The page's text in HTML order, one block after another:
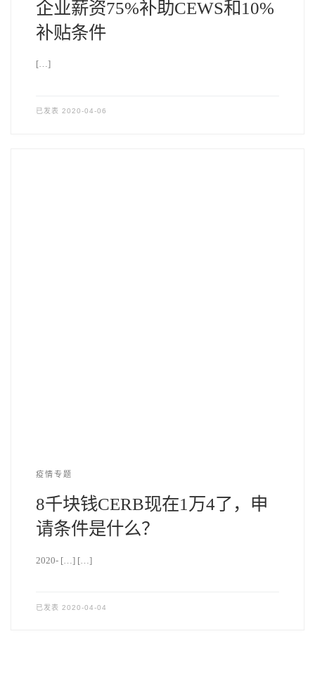
企业薪资75%补助CEWS和10%
补贴条件
[…]
已发表 2020-04-06
疫情专题
8千块钱CERB现在1万4了，申
请条件是什么？
2020- […] […]
已发表 2020-04-04